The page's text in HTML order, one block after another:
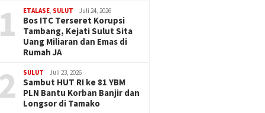
ETALASE SULUT Juli 24, 2026
Bos ITC Terseret Korupsi
Tambang, Kejati Sulut Sita
Uang Miliaran dan Emas di
Rumah JA
SULUT Juli 23, 2026
Sambut HUT RI ke 81 YBM
PLN Bantu Korban Banjir dan
Longsor di Tamako